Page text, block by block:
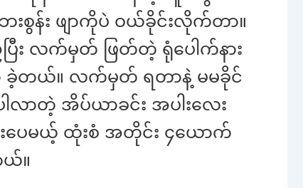
းစွန်း ဖျာကိုပဲ ဝယ်ခိုင်းလိုက်တာ။
း လက်မှတ် ဖြတ်တဲ့ ရုံပေါက်နား
ခဲ့တယ်။ လက်မှတ် ရတာနဲ့ မမခိုင်
လာတဲ့ အိပ်ယာခင်း အပါးလေး
ပေမယ့် ထုံးစံ အတိုင်း ၄ယောက်
ယ်။